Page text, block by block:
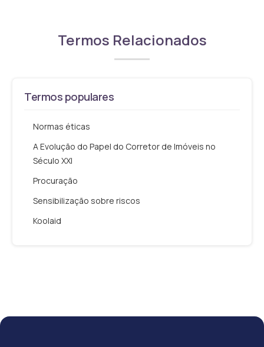
Termos Relacionados
Termos populares
Normas éticas
A Evolução do Papel do Corretor de Imóveis no
Século XXI
Procuração
Sensibilização sobre riscos
Koolaid